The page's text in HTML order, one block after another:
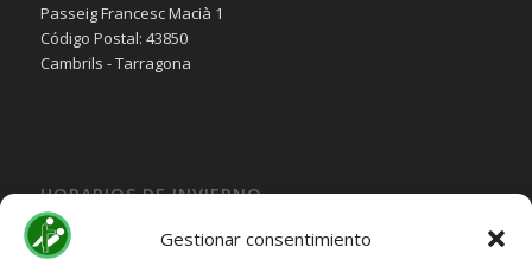
Gestionar consentimiento
Passeig Francesc Macià 1
Código Postal: 43850
Cambrils - Tarragona
HORARIOS DE INVIERNO
Lunes, Martes, Jueves y Viernes:
10:00H a 15:30H